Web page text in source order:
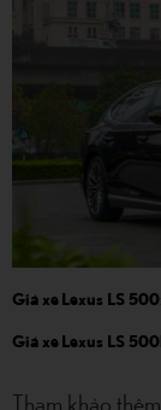
Giá xe Lexus LS 500
Giá xe Lexus LS
Tham khảo